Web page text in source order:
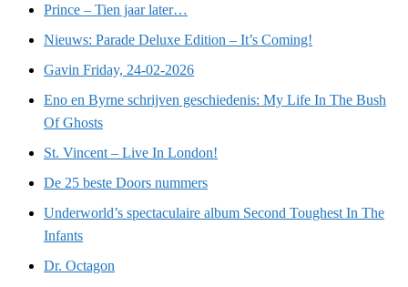
Prince – Tien jaar later…
Nieuws: Parade Deluxe Edition – It’s Coming!
Gavin Friday, 24-02-2026
Eno en Byrne schrijven geschiedenis: My Life In The Bush
Of Ghosts
St. Vincent – Live In London!
De 25 beste Doors nummers
Underworld’s spectaculaire album Second Toughest In The
Infants
Dr. Octagon